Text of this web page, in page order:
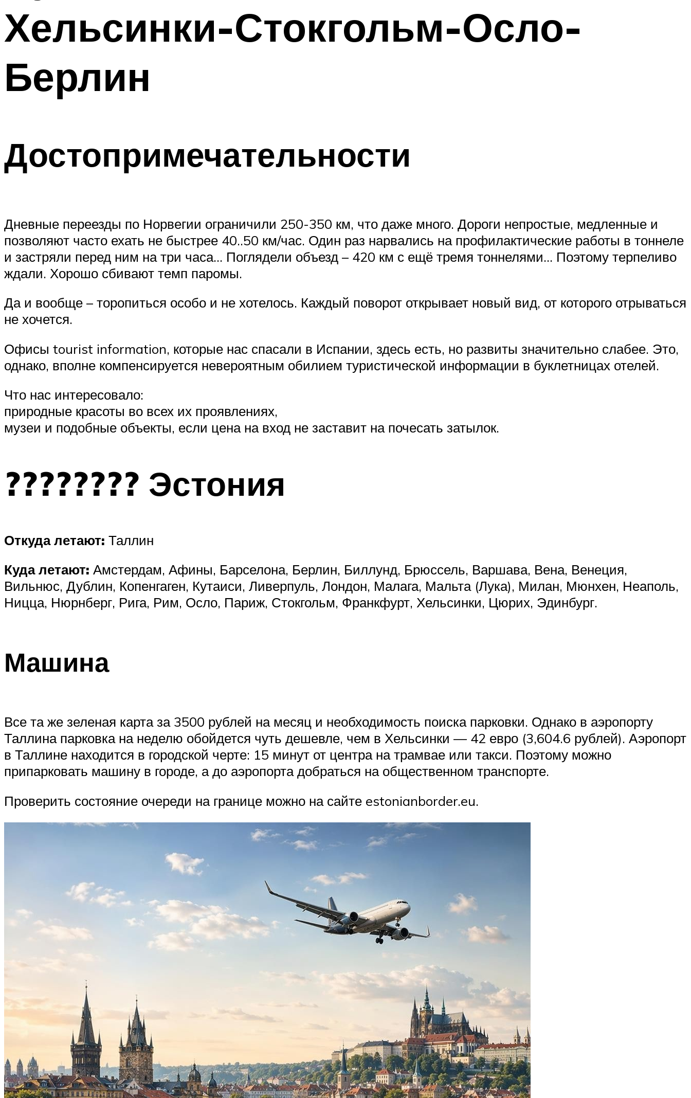
Хельсинки-Стокгольм-Осло-
Берлин
Достопримечательности
Дневные переезды по Норвегии ограничили 250-350 км, что даже много. Дороги непростые, медленные и
позволяют часто ехать не быстрее 40..50 км/час. Один раз нарвались на профилактические работы в тоннеле
и застряли перед ним на три часа… Поглядели объезд – 420 км с ещё тремя тоннелями… Поэтому терпеливо
ждали. Хорошо сбивают темп паромы.
Да и вообще – торопиться особо и не хотелось. Каждый поворот открывает новый вид, от которого отрываться
не хочется.
Офисы tourist information, которые нас спасали в Испании, здесь есть, но развиты значительно слабее. Это,
однако, вполне компенсируется невероятным обилием туристической информации в буклетницах отелей.
Что нас интересовало:
природные красоты во всех их проявлениях,
музеи и подобные объекты, если цена на вход не заставит на почесать затылок.
???????? Эстония
Откуда летают: Таллин
Куда летают: Амстердам, Афины, Барселона, Берлин, Биллунд, Брюссель, Варшава, Вена, Венеция,
Вильнюс, Дублин, Копенгаген, Кутаиси, Ливерпуль, Лондон, Малага, Мальта (Лука), Милан, Мюнхен, Неаполь,
Ницца, Нюрнберг, Рига, Рим, Осло, Париж, Стокгольм, Франкфурт, Хельсинки, Цюрих, Эдинбург.
Машина
Все та же зеленая карта за 3500 рублей на месяц и необходимость поиска парковки. Однако в аэропорту
Таллина парковка на неделю обойдется чуть дешевле, чем в Хельсинки — 42 евро (3,604.6 рублей). Аэропорт
в Таллине находится в городской черте: 15 минут от центра на трамвае или такси. Поэтому можно
припарковать машину в городе, а до аэропорта добраться на общественном транспорте.
Проверить состояние очереди на границе можно на сайте estonianborder.eu.